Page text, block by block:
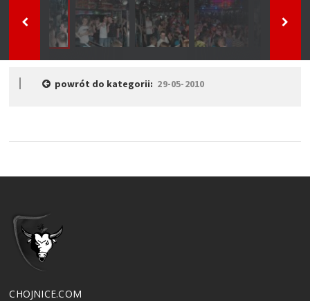
powrót do kategorii: 29-05-2010
CHOJNICE.COM